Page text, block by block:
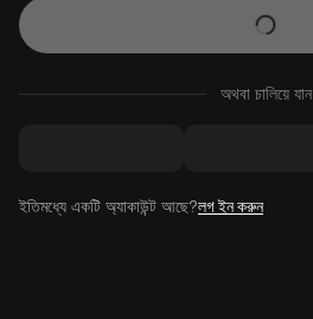
অথবা চালিয়ে যান
ইতিমধ্যে একটি অ্যাকাউন্ট আছে?লগ ইন করুন